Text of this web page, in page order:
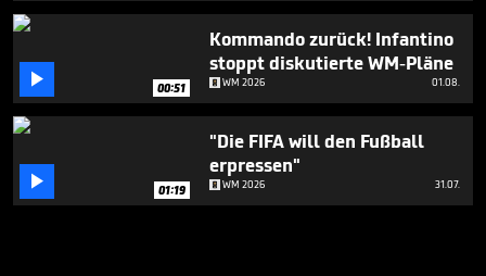
 00:51
Kommando zurück! Infantino
stoppt diskutierte WM-Pläne
WM 2026 01.08.
 01:19
"Die FIFA will den Fußball
erpressen"
WM 2026 31.07.